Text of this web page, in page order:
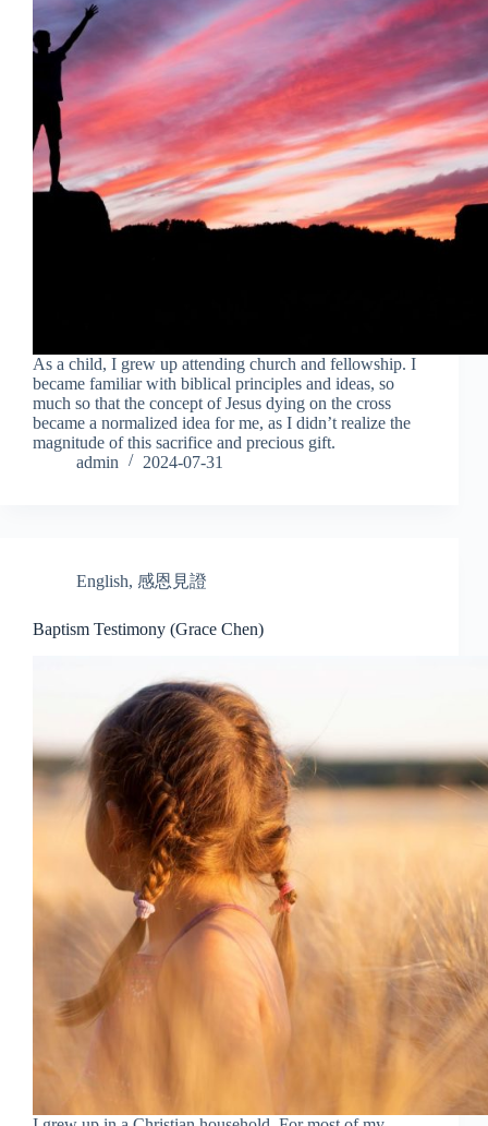
As a child, I grew up attending church and fellowship. I
became familiar with biblical principles and ideas, so
much so that the concept of Jesus dying on the cross
became a normalized idea for me, as I didn’t realize the
magnitude of this sacrifice and precious gift.
admin
2024-07-31
English, 感恩見證
Baptism Testimony (Grace Chen)